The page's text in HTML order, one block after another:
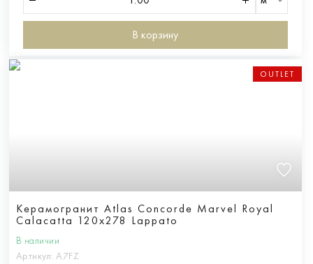
В корзину
OUTLET
Керамогранит Atlas Concorde Marvel Royal
Calacatta 120x278 Lappato
В наличии
Артикул: A7FZ